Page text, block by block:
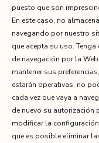
puesto que son
En este caso, no
navegando por nuestro
que acepta su uso.
de navegación por la
mantener sus
estarán operativas, no
cada vez que vaya a
de nuevo su autorización
modificar la
que es posible eliminar